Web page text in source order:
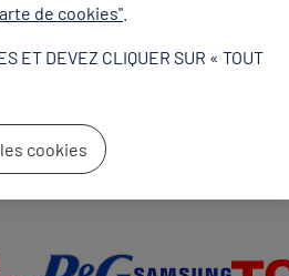
de cookies"
ET DEVEZ CLIQUER SUR « TOUT
cookies